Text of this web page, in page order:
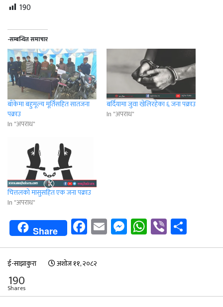
190
-सम्बन्धित समाचार
बाँकेमा बहुमूल्य मूर्तिसहित सातजना
पक्राउ
In "अपराध"
बर्दियामा जुवा खेलिरहेका ६ जना पक्राउ
In "अपराध"
चित्तलको मासुसहित एक जना पक्राउ
In "अपराध"
Share Facebook
EmailMessenger
WhatsApp
Viber
ई-साझाकुरा अशोज ११, २०८२
190
Shares